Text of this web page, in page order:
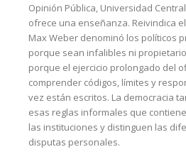
Opinión Pública, Universidad
ofrece una enseñanza. Reivindica
Max Weber denominó los políticos
porque sean infalibles ni
porque el ejercicio prolongado del
comprender códigos, límites y
vez están escritos. La democracia
esas reglas informales que
las instituciones y distinguen las
disputas personales.